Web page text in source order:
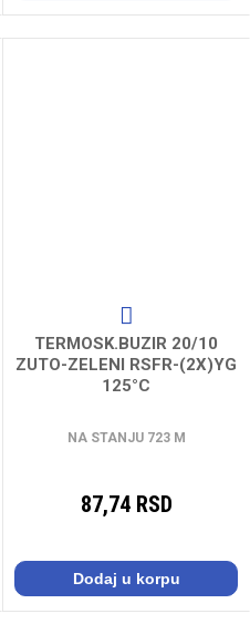
TERMOSK.BUZIR 20/10
ZUTO-ZELENI RSFR-(2X)YG
125°C
NA STANJU 723 M
87,74 RSD
Dodaj u korpu